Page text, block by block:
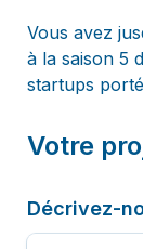
Vous avez
à la saison 5
startups
Votre
Décrivez-